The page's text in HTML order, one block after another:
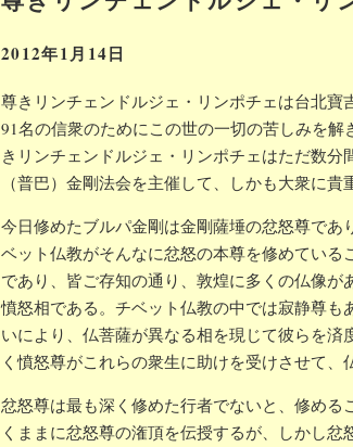
2012年1月14日
尊きリンチェンドルジェ・リンポチェは台北寶
91名の信衆のためにこの世の一切の苦しみを
きリンチェンドルジェ・リンポチェはただ数
（普巴）金剛法会を主催して、しかも大衆に貴
今日修めたブルパ金剛は金剛薩埵の忿怒尊で
ベット仏教がそんなに忿怒の本尊を修めてい
であり、皆ご存知の通り、敦煌に多くの仏像
憤怒相である。チベット仏教の中では寂静尊
いにより、仏菩薩が異なる相を現じて彼らを
く憤怒尊がこれらの衆生に助けを受けさせて、
忿怒尊は最も深く修めた行者でないと、修め
くままに忿怒尊の潅頂を伝授するが、しかし